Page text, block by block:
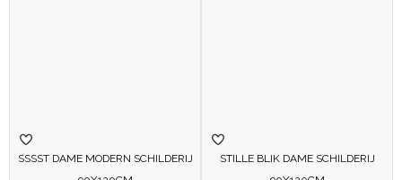
SSSST DAME MODERN SCHILDERIJ
STILLE BLIK DAME SCHILDERIJ